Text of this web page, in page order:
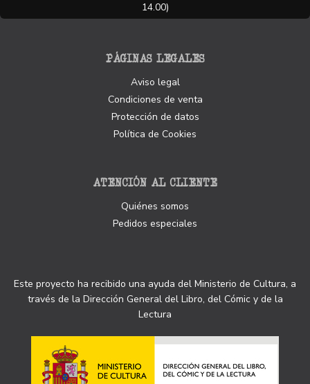
14.00)
PÁGINAS LEGALES
Aviso legal
Condiciones de venta
Protección de datos
Política de Cookies
ATENCIÓN AL CLIENTE
Quiénes somos
Pedidos especiales
Este proyecto ha recibido una ayuda del Ministerio de Cultura, a
través de la Dirección General del Libro, del Cómic y de la
Lectura